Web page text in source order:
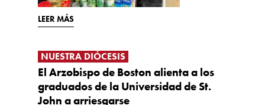
LEER MÁS
NUESTRA DIÓCESIS
El Arzobispo de Boston alienta a los
graduados de la Universidad de St.
John a arriesgarse